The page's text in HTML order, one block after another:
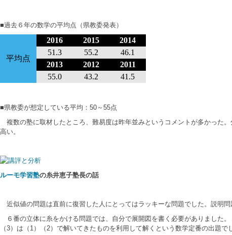
■過去６年の数学の平均点（県教委発表）
平均点
2016 2015
2014
51.3
55.2
46.1
2013
2012
2011
55.0
43.2 41.5
■県教委が想定している平均：50～55点
複数の塾に取材したところ、難易度は昨年並みというコメントが多かった。
高い。
ルーモ学習塾の糸井恵子塾長の話
近似値の問題は直前に復習した人にとってはラッキーな問題でした。説明
６番の立体に糸をかける問題では、自分で展開図を書く必要がありました。
（3）は（ 1） （2）で解いてきたものを利用して解くという数学定番の出題